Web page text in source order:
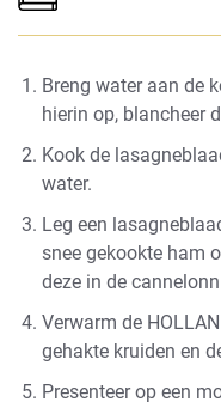
Breng water aan de
hierin op, blancheer
Kook de
water.
Leg een
snee gekookte ham
deze in de
Verwarm de
gehakte kruiden en
Presenteer op een